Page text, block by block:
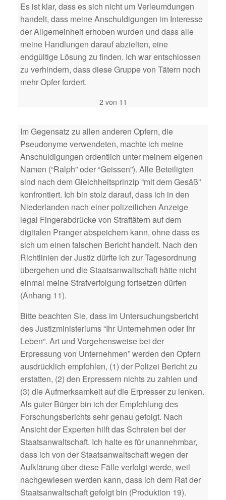
Es ist klar, dass es sich nicht um Verleumdungen
handelt, dass meine Anschuldigungen im Interesse
der Allgemeinheit erhoben wurden und dass alle
meine Handlungen darauf abzielten, eine
endgültige Lösung zu finden. Ich war entschlossen
zu verhindern, dass diese Gruppe von Tätern noch
mehr Opfer fordert.
2 von 11
Im Gegensatz zu allen anderen Opfern, die
Pseudonyme verwendeten, machte ich meine
Anschuldigungen ordentlich unter meinem eigenen
Namen (“Ralph” oder “Geissen”). Alle Beteiligten
sind nach dem Gleichheitsprinzip “mit dem Gesäß”
konfrontiert. Ich bin stolz darauf, dass ich in den
Niederlanden nach einer polizeilichen Anzeige
legal Fingerabdrücke von Straftätern auf dem
digitalen Pranger abspeichern kann, ohne dass es
sich um einen falschen Bericht handelt. Nach den
Richtlinien der Justiz dürfte ich zur Tagesordnung
übergehen und die Staatsanwaltschaft hätte nicht
einmal meine Strafverfolgung fortsetzen dürfen
(Anhang 11).
Bitte beachten Sie, dass im Untersuchungsbericht
des Justizministeriums “Ihr Unternehmen oder Ihr
Leben”. Art und Vorgehensweise bei der
Erpressung von Unternehmen” werden den Opfern
ausdrücklich empfohlen, (1) der Polizei Bericht zu
erstatten, (2) den Erpressern nichts zu zahlen und
(3) die Aufmerksamkeit auf die Erpresser zu lenken.
Als guter Bürger bin ich der Empfehlung des
Forschungsberichts sehr genau gefolgt. Nach
Ansicht der Experten hilft das Schreien bei der
Staatsanwaltschaft. Ich halte es für unannehmbar,
dass ich von der Staatsanwaltschaft wegen der
Aufklärung über diese Fälle verfolgt werde, weil
nachgewiesen werden kann, dass ich dem Rat der
Staatsanwaltschaft gefolgt bin (Produktion 19).